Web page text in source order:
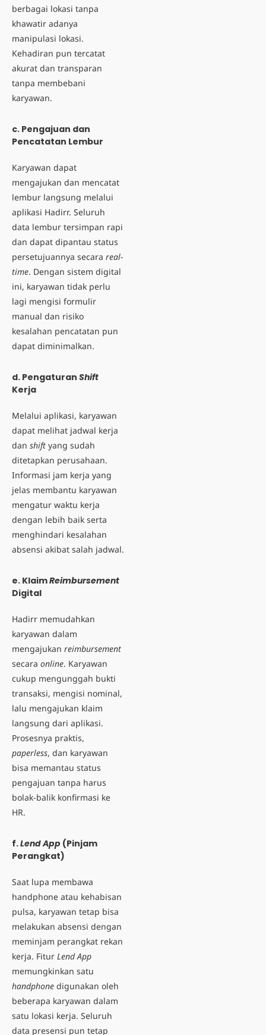
berbagai lokasi tanpa
khawatir adanya
manipulasi lokasi.
Kehadiran pun tercatat
akurat dan transparan
tanpa membebani
karyawan.
c. Pengajuan dan
Pencatatan Lembur
Karyawan dapat
mengajukan dan mencatat
lembur langsung melalui
aplikasi Hadirr. Seluruh
data lembur tersimpan rapi
dan dapat dipantau status
persetujuannya secara real-
time. Dengan sistem digital
ini, karyawan tidak perlu
lagi mengisi formulir
manual dan risiko
kesalahan pencatatan pun
dapat diminimalkan.
d. Pengaturan Shift
Kerja
Melalui aplikasi, karyawan
dapat melihat jadwal kerja
dan shift yang sudah
ditetapkan perusahaan.
Informasi jam kerja yang
jelas membantu karyawan
mengatur waktu kerja
dengan lebih baik serta
menghindari kesalahan
absensi akibat salah jadwal.
e. KlaimReimbursement
Digital
Hadirr memudahkan
karyawan dalam
mengajukan reimbursement
secara online. Karyawan
cukup mengunggah bukti
transaksi, mengisi nominal,
lalu mengajukan klaim
langsung dari aplikasi.
Prosesnya praktis,
paperless, dan karyawan
bisa memantau status
pengajuan tanpa harus
bolak-balik konfirmasi ke
HR.
f.Lend App (Pinjam
Perangkat)
Saat lupa membawa
handphone atau kehabisan
pulsa, karyawan tetap bisa
melakukan absensi dengan
meminjam perangkat rekan
kerja. Fitur Lend App
memungkinkan satu
handphone digunakan oleh
beberapa karyawan dalam
satu lokasi kerja. Seluruh
data presensi pun tetap